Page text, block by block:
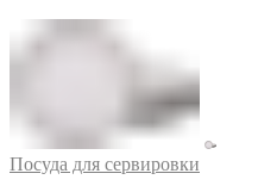
Посуда для сервировки